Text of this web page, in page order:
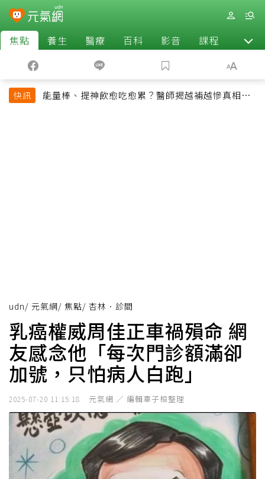
焦點 養生 醫療 百科 影音 課程 退休
快訊
能量棒、提神飲愈吃愈累？醫師揭越補越慘真相：
udn/ 元氣網/ 焦點/ 杏林．診間
乳癌權威周佳正車禍殞命 網
友感念他「每次門診額滿卻
加號，只怕病人白跑」
2025-07-20 11:15:18 元氣網 ／ 編輯辜子桓整理